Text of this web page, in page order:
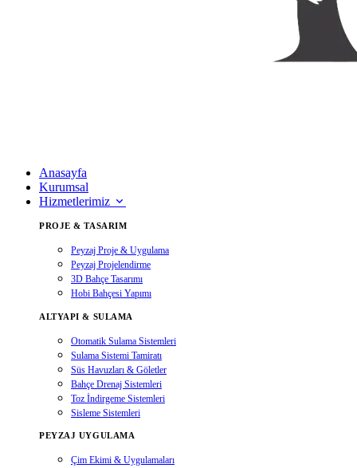
Anasayfa
Kurumsal
Hizmetlerimiz
PROJE & TASARIM
Peyzaj Proje & Uygulama
Peyzaj Projelendirme
3D Bahçe Tasarımı
Hobi Bahçesi Yapımı
ALTYAPI & SULAMA
Otomatik Sulama Sistemleri
Sulama Sistemi Tamiratı
Süs Havuzları & Göletler
Bahçe Drenaj Sistemleri
Toz İndirgeme Sistemleri
Sisleme Sistemleri
PEYZAJ UYGULAMA
Çim Ekimi & Uygulamaları